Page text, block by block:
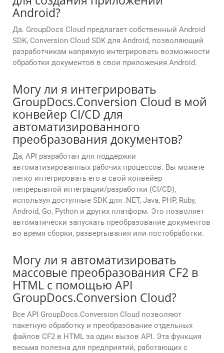
Android?
Да. GroupDocs Cloud предлагает собственный Android
SDK, Conversion Cloud SDK для Android, позволяющий
разработчикам напрямую интегрировать возможности
обработки документов в свои приложения Android.
Могу ли я интегрировать
GroupDocs.Conversion Cloud в мой
конвейер CI/CD для
автоматизированного
преобразования документов?
Да, API разработан для поддержки
автоматизированных рабочих процессов. Вы можете
легко интегрировать его в свой конвейер
непрерывной интеграции/разработки (CI/CD),
используя доступные SDK для .NET, Java, PHP, Ruby,
Android, Go, Python и других платформ. Это позволяет
автоматически запускать преобразование документов
во время сборки, развертывания или постобработки.
Могу ли я автоматизировать
массовые преобразования CF2 в
HTML с помощью API
GroupDocs.Conversion Cloud?
Все API GroupDocs.Conversion Cloud позволяют
пакетную обработку и преобразование отдельных
файлов CF2 в HTML за один вызов API. Эта функция
весьма полезна для предприятий, работающих с